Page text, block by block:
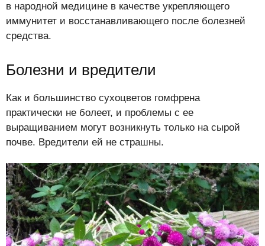
в народной медицине в качестве укрепляющего
иммунитет и восстанавливающего после болезней
средства.
Болезни и вредители
Как и большинство сухоцветов гомфрена
практически не болеет, и проблемы с ее
выращиванием могут возникнуть только на сырой
почве. Вредители ей не страшны.